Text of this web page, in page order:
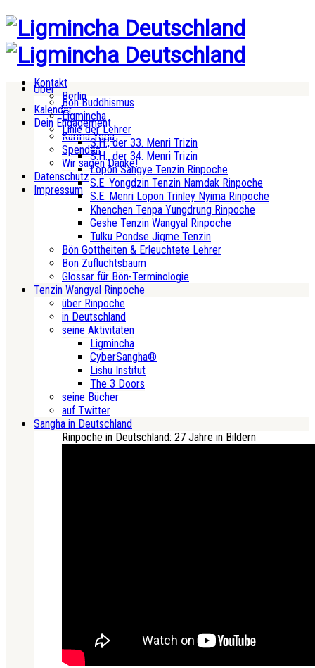
Kontakt
Berlin
Kalender
Dein Engagement
Karma Yoga
Spenden
Wir sagen Danke!
Datenschutz
Impressum
Über
Bön Buddhismus
Ligmincha
Linie der Lehrer
S.H., der 33. Menri Trizin
S.H., der 34. Menri Trizin
Lopön Sangye Tenzin Rinpoche
S.E. Yongdzin Tenzin Namdak Rinpoche
S.E. Menri Lopon Trinley Nyima Rinpoche
Khenchen Tenpa Yungdrung Rinpoche
Geshe Tenzin Wangyal Rinpoche
Tulku Pondse Jigme Tenzin
Bön Gottheiten & Erleuchtete Lehrer
Bön Zufluchtsbaum
Glossar für Bön-Terminologie
Tenzin Wangyal Rinpoche
über Rinpoche
in Deutschland
seine Aktivitäten
Ligmincha
CyberSangha®
Lishu Institut
The 3 Doors
seine Bücher
auf Twitter
Sangha in Deutschland
Rinpoche in Deutschland: 27 Jahre in Bildern